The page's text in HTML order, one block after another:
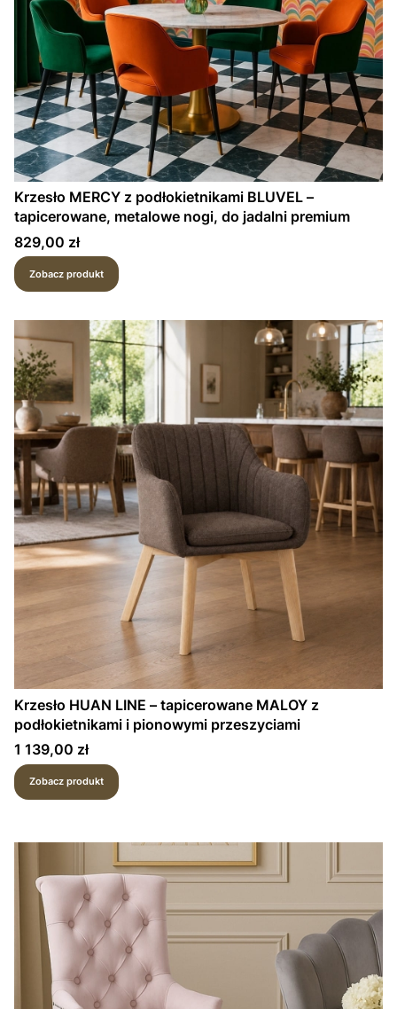
Krzesło MERCY z podłokietnikami BLUVEL –
tapicerowane, metalowe nogi, do jadalni premium
Cena
829,00 zł
Zobacz produkt
Krzesło HUAN LINE – tapicerowane MALOY z
podłokietnikami i pionowymi przeszyciami
Cena
1 139,00 zł
Zobacz produkt